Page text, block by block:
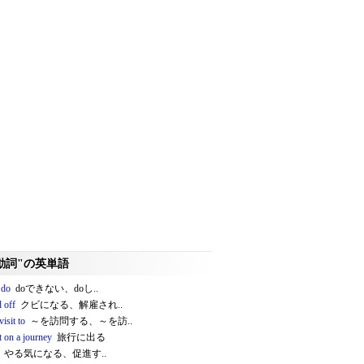
詞"の英単語
doできない、doし..
off クビになる、解雇され..
to ～を訪問する、～を訪..
on a journey 旅行に出る
やる気になる、促進す..